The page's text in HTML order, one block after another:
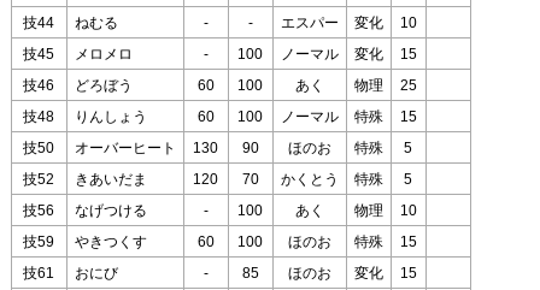
技44 ねむる - - エスパー 変化 10
技45 メロメロ - 100 ノーマル 変化 15
技46 どろぼう 60 100 あく 物理 25
技48 りんしょう 60 100 ノーマル 特殊 15
技50 オーバーヒート 130 90 ほのお 特殊 5
技52 きあいだま 120 70 かくとう 特殊 5
技56 なげつける - 100 あく 物理 10
技59 やきつくす 60 100 ほのお 特殊 15
技61 おにび - 85 ほのお 変化 15